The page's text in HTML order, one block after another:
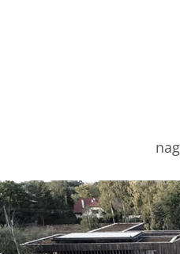
dom z uniesionym